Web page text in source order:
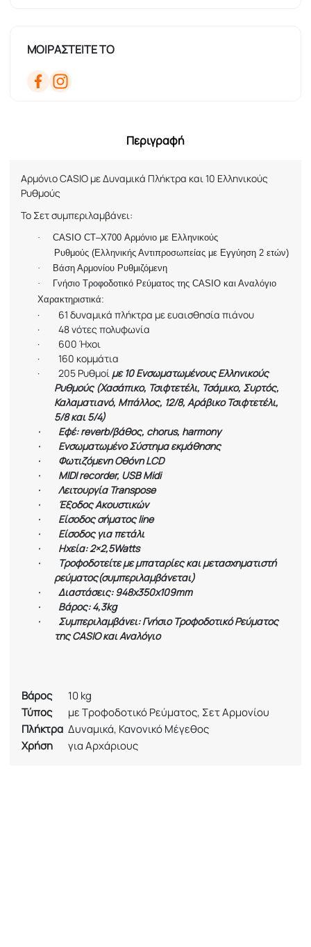
ΜΟΙΡΑΣΤΕΙΤΕ ΤΟ
Περιγραφή
Αρμόνιο CASIO με Δυναμικά Πλήκτρα και 10 Ελληνικούς
Ρυθμούς
Το Σετ συμπεριλαμβάνει:
· CASIO CT–X700 Αρμόνιο με Ελληνικούς
Ρυθμούς (Ελληνικής Αντιπροσωπείας με Εγγύηση 2 ετών)
·
Βάση Αρμονίου Ρυθμιζόμενη
·
Γνήσιο Τροφοδοτικό Ρεύματος της CASIO και Αναλόγιο
Χαρακτηριστικά:
·
61 δυναμικά πλήκτρα με ευαισθησία πιάνου
·
48 νότες πολυφωνία
·
600 Ήχοι
·
160 κομμάτια
·
205 Ρυθμοί με 10 Ενσωματωμένους Ελληνικούς
Ρυθμούς (Χασάπικο, Τσιφτετέλι, Τσάμικο, Συρτός,
Καλαματιανό, Μπάλλος, 12/8, Αράβικο Τσιφτετέλι,
5/8 και 5/4)
·
Εφέ: reverb/βάθος, chorus, harmony
·
Ενσωματωμένο Σύστημα εκμάθησης
·
Φωτιζόμενη ΟθόνηLCD
·
MIDI recorder, USB Midi
·
Λειτουργία Transpose
·
Έξοδος Ακουστικών
·
Είσοδος σήματος line
·
Είσοδος για πετάλι
·
Ηχεία: 2×2,5Watts
·
Τροφοδοτείτε με μπαταρίες και μετασχηματιστή
ρεύματος(συμπεριλαμβάνεται)
·
Διαστάσεις: 948x350x109mm
·
Βάρος: 4,3kg
·
Συμπεριλαμβάνει:Γνήσιο Τροφοδοτικό Ρεύματος
της CASIO και Αναλόγιο
Βάρος
10 kg
Τύπος
με Τροφοδοτικό Ρεύματος, Σετ Αρμονίου
Πλήκτρα Δυναμικά, Κανονικό Μέγεθος
Χρήση
για Αρχάριους